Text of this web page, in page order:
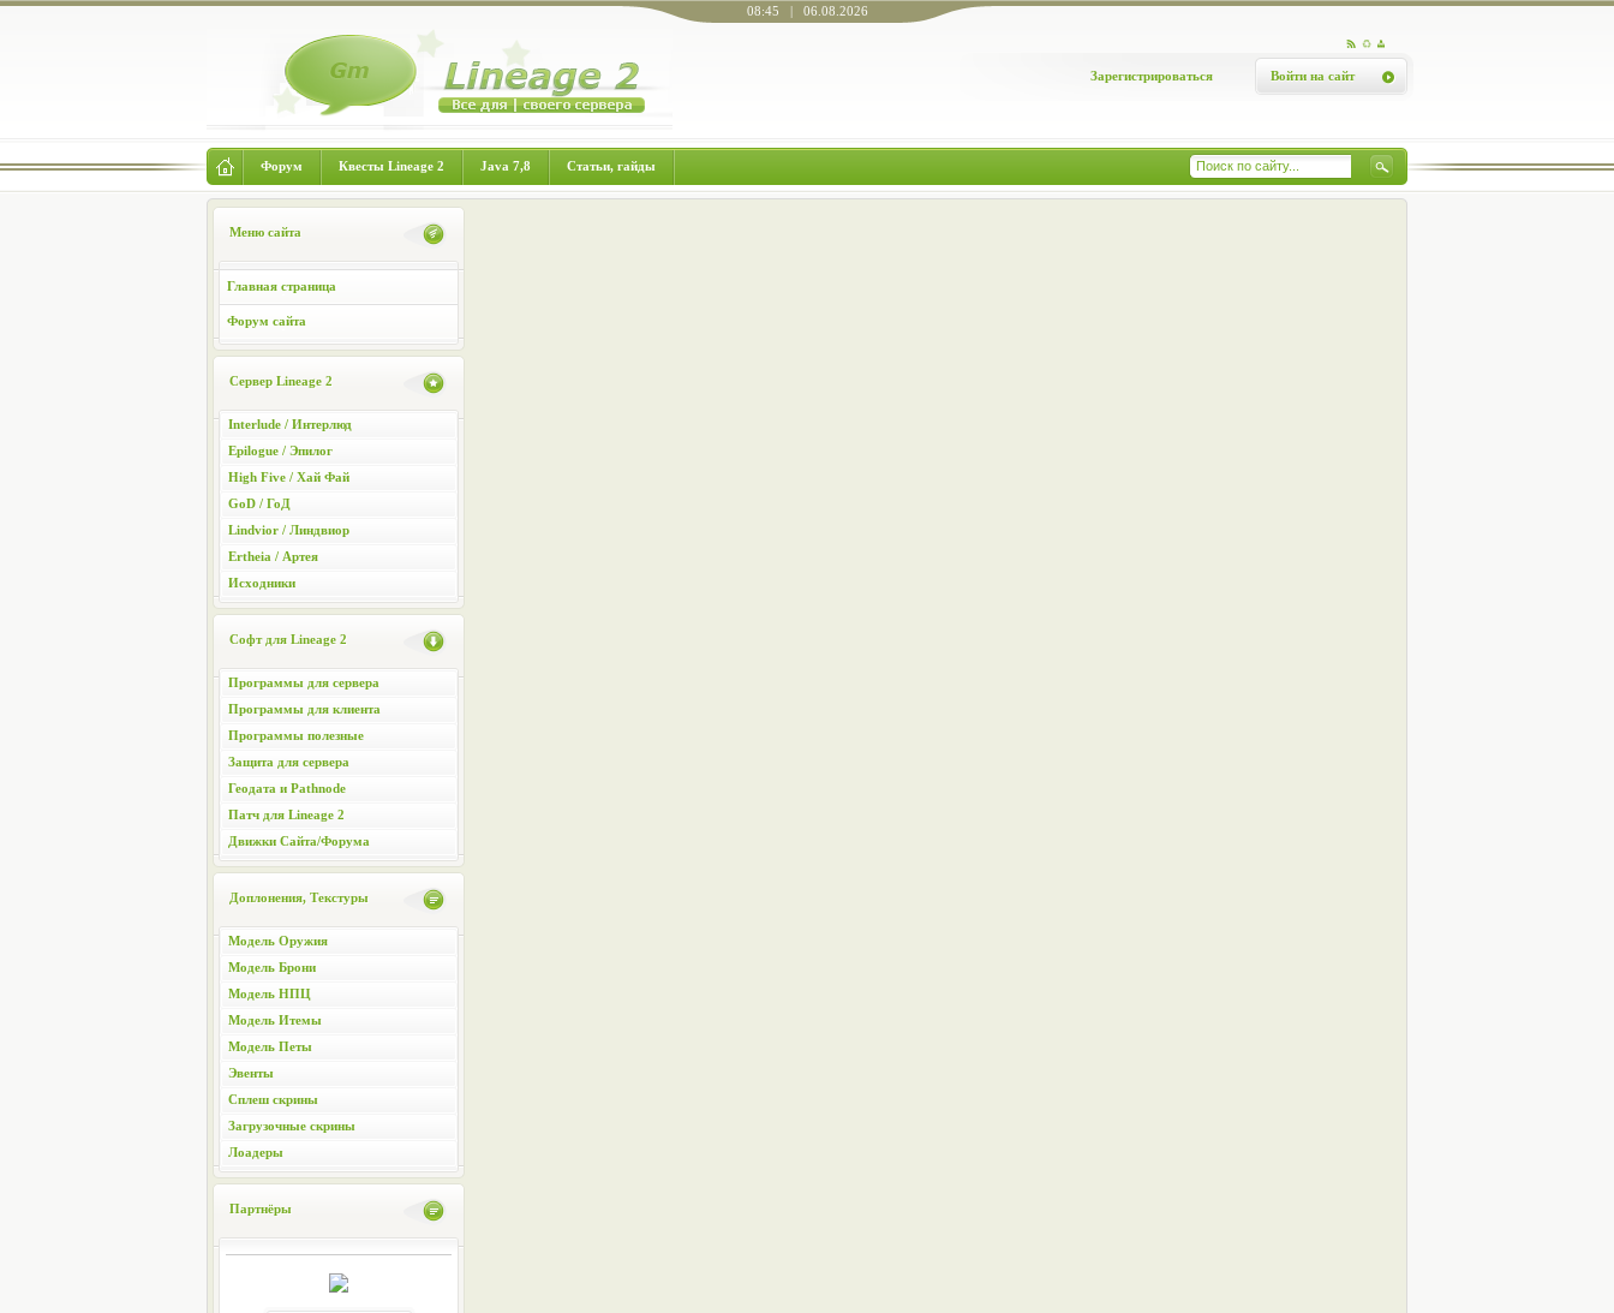
08:45 | 06.08.2026
Войти на сайт
Зарегистрироваться
Форум Квесты Lineage 2 Java 7,8 Статьи, гайды
Меню сайта
Главная страница
Форум сайта
Сервер Lineage 2
Interlude / Интерлюд
Epilogue / Эпилог
High Five / Хай Фай
GoD / ГоД
Lindvior / Линдвиор
Ertheia / Артея
Исходники
Софт для Lineage 2
Программы для сервера
Программы для клиента
Программы полезные
Защита для сервера
Геодата и Pathnode
Патч для Lineage 2
Движки Сайта/Форума
Доплонения, Текстуры
Модель Оружия
Модель Брони
Модель НПЦ
Модель Итемы
Модель Петы
Эвенты
Сплеш скрины
Загрузочные скрины
Лоадеры
Партнёры